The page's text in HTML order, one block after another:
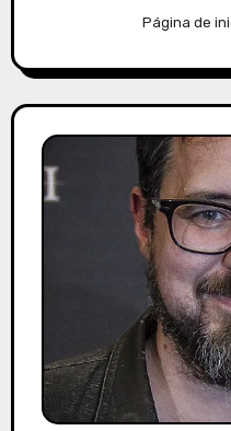
Página de